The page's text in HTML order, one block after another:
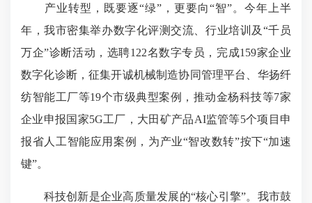
产业转型，既要逐“绿”，更要向“智”。今年上半
年，我市密集举办数字化评测交流、行业培训及“千员
万企”诊断活动，选聘122名数字专员，完成159家企业
数字化诊断，征集开诚机械制造协同管理平台、华扬纤
纺智能工厂等19个市级典型案例，推动金杨科技等7家
企业申报国家5G工厂，大田矿产品AI监管等5个项目申
报省人工智能应用案例，为产业“智改数转”按下“加速
键”。
科技创新是企业高质量发展的“核心引擎”。我市鼓